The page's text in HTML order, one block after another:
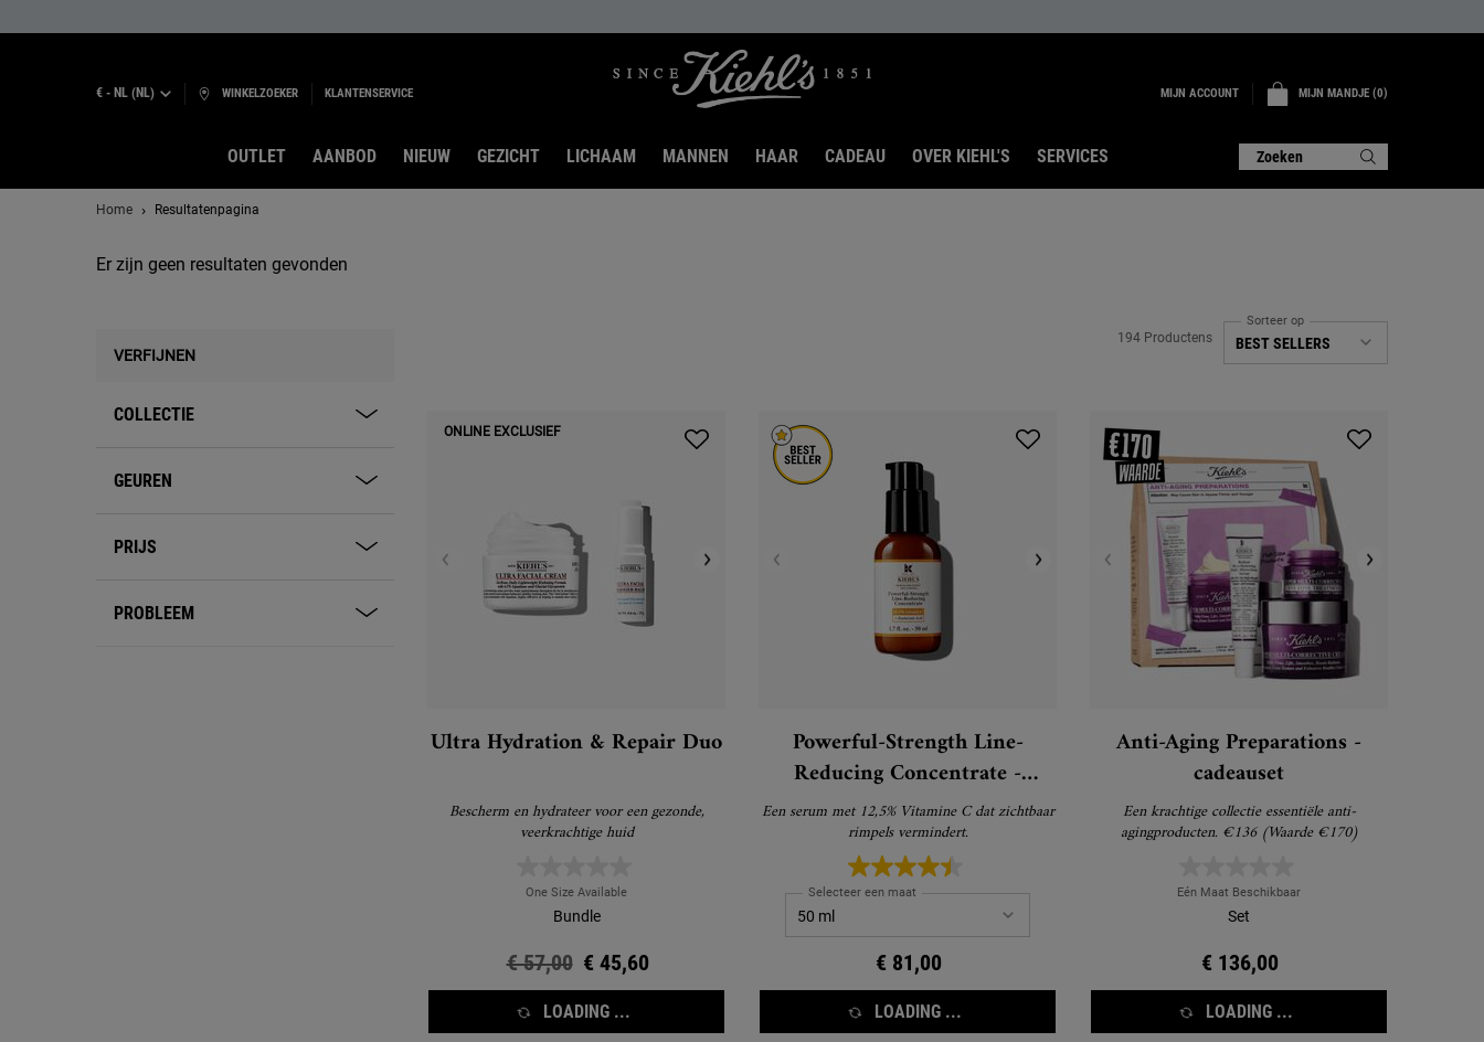
€ - NL (NL) WINKELZOEKER KLANTENSERVICE MIJN ACCOUNT MIJN MANDJE 0
0 PRODUCT
OUTLET AANBOD NIEUW GEZICHT LICHAAM MANNEN HAAR CADEAU OVER KIEHL'S SERVICES Zoeken
Home Resultatenpagina
Er zijn geen resultaten gevonden
VERFIJNEN
COLLECTIE
GEUREN
PRIJS
PROBLEEM
194 Productens
Sorteer op
ONLINE EXCLUSIEF
Ultra Hydration & Repair Duo
Bescherm en hydrateer voor een gezonde,
veerkrachtige huid
One Size Available
Bundle
Oude prijs
€ 57,00 Nieuwe prijs
€ 45,60
LOADING ...
Powerful-Strength Line-
Reducing Concentrate -
Vitamine C Serum
Een serum met 12,5% Vitamine C dat zichtbaar
rimpels vermindert.
Selecteer een maat
€ 81,00
LOADING ...
Anti-Aging Preparations -
cadeauset
Een krachtige collectie essentiële anti-
agingproducten. €136 (Waarde €170)
Eén Maat Beschikbaar
Set
€ 136,00
LOADING ...